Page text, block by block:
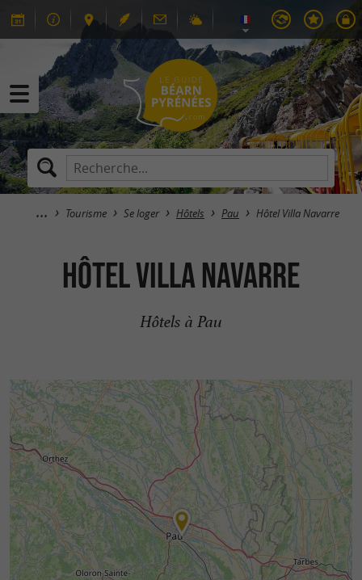
Tourisme Se loger Hôtels Pau Hôtel Villa Navarre
Hôtel Villa Navarre
Hôtels à Pau